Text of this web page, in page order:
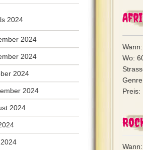
Wo:
Preis:
2024
2024
2024
2024
2024
2024